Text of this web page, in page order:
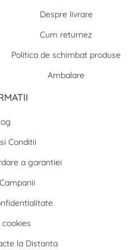
Despre livrare
Cum returnez
Politica de schimbat produse
Ambalare
Conditii
a garantiei
cookies
la Distanta